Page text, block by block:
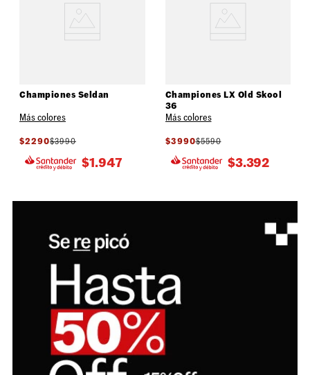
Championes Seldan
Más colores
$2290$3990
$1.947
Championes LX Old Skool
36
Más colores
$3990$5590
$3.392